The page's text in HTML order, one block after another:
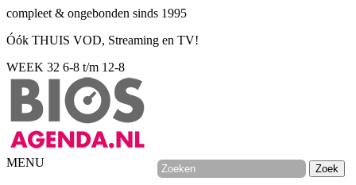
compleet & ongebonden sinds 1995
Óók THUIS VOD, Streaming en TV!
WEEK 32 6-8 t/m 12-8
MENU